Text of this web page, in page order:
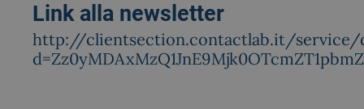
Link alla newsletter
http://clientsection.contactlab.it/service/